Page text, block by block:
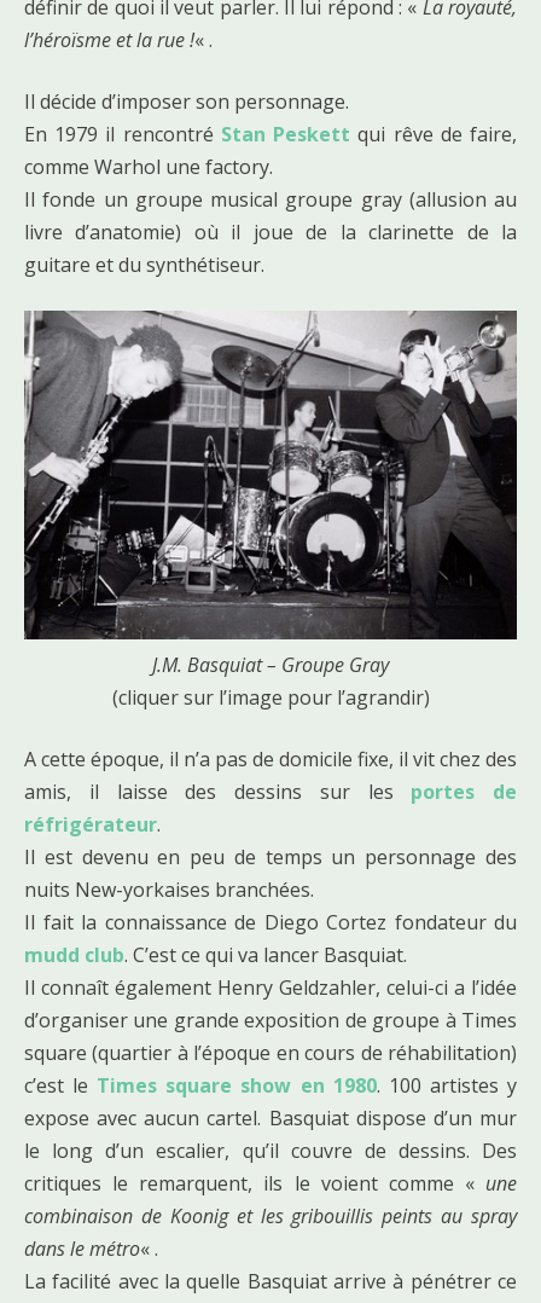
définir de quoi il veut parler. Il lui répond : « La royauté,
l’héroïsme et la rue !« .
Il décide d’imposer son personnage.
En 1979 il rencontré Stan Peskett qui rêve de faire,
comme Warhol une factory.
Il fonde un groupe musical groupe gray (allusion au
livre d’anatomie) où il joue de la clarinette de la
guitare et du synthétiseur.
J.M. Basquiat – Groupe Gray
(cliquer sur l’image pour l’agrandir)
A cette époque, il n’a pas de domicile fixe, il vit chez des
amis, il laisse des dessins sur les portes de
réfrigérateur.
Il est devenu en peu de temps un personnage des
nuits New-yorkaises branchées.
Il fait la connaissance de Diego Cortez fondateur du
mudd club. C’est ce qui va lancer Basquiat.
Il connaît également Henry Geldzahler, celui-ci a l’idée
d’organiser une grande exposition de groupe à Times
square (quartier à l’époque en cours de réhabilitation)
c’est le Times square show en 1980. 100 artistes y
expose avec aucun cartel. Basquiat dispose d’un mur
le long d’un escalier, qu’il couvre de dessins. Des
critiques le remarquent, ils le voient comme « une
combinaison de Koonig et les gribouillis peints au spray
dans le métro« .
La facilité avec la quelle Basquiat arrive à pénétrer ce